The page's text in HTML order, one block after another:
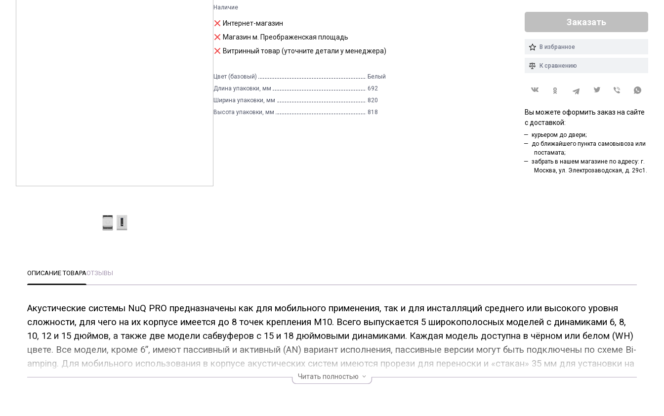
Наличие
Интернет-магазин
Магазин м. Преображенская площадь
Витринный товар (уточните детали у менеджера)
Цвет (базовый)
Белый
Длина упаковки, мм
692
Ширина упаковки, мм
820
Высота упаковки, мм
818
Заказать
В избранное
К сравнению
Вы можете оформить заказ на сайте
с доставкой:
курьером до двери;
до ближайшего пункта самовывоза или
постамата;
забрать в нашем магазине по адресу: г.
Москва, ул. Электрозаводская, д. 29с1.
ОПИСАНИЕ ТОВАРАОТЗЫВЫ
Акустические системы NuQ PRO предназначены как для мобильного применения, так и для инсталляций среднего или высокого уровня
сложности, для чего на их корпусе имеется до 8 точек крепления М10. Всего выпускается 5 широкополосных моделей с динамиками 6, 8,
10, 12 и 15 дюймов, а также две модели сабвуферов с 15 и 18 дюймовыми динамиками. Каждая модель доступна в чёрном или белом (WH)
цвете. Все модели, кроме 6”, имеют пассивный и активный (AN) вариант исполнения, пассивные версии могут быть подключены по схеме Bi-
amping. Для мобильного использования в корпусе акустических систем имеются прорези для переноски и «стакан» 35 мм для установки на
стандартные стойки.
Читать полностью